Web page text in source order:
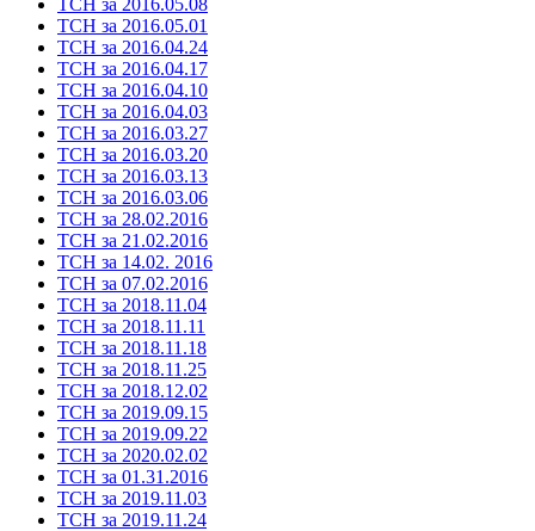
ТСН за 2016.05.01
ТСН за 2016.04.24
ТСН за 2016.04.17
ТСН за 2016.04.10
ТСН за 2016.04.03
ТСН за 2016.03.27
ТСН за 2016.03.20
ТСН за 2016.03.13
ТСН за 2016.03.06
ТСН за 28.02.2016
ТСН за 21.02.2016
ТСН за 14.02. 2016
ТСН за 07.02.2016
ТСН за 2018.11.04
ТСН за 2018.11.11
ТСН за 2018.11.18
ТСН за 2018.11.25
ТСН за 2018.12.02
ТСН за 2019.09.15
ТСН за 2019.09.22
ТСН за 2020.02.02
ТСН за 01.31.2016
ТСН за 2019.11.03
ТСН за 2019.11.24